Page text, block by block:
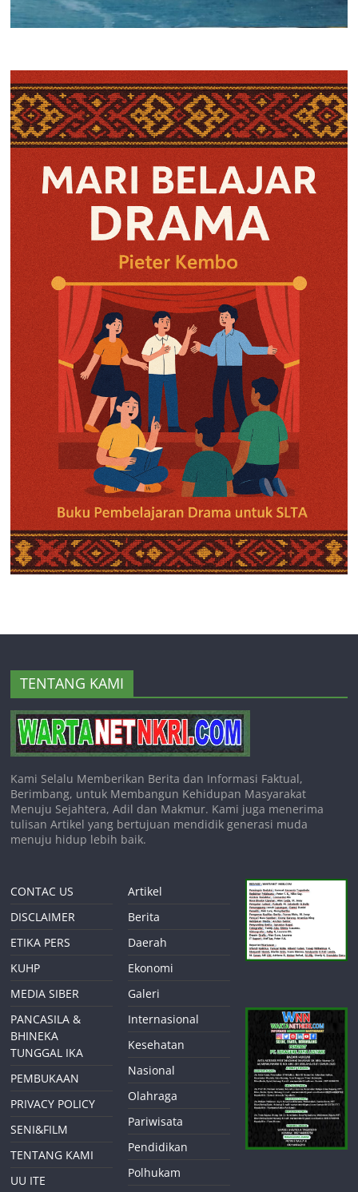
TENTANG KAMI
Kami Selalu Memberikan Berita dan Informasi Faktual,
Berimbang, untuk Membangun Kehidupan Masyarakat
Menuju Sejahtera, Adil dan Makmur. Kami juga menerima
tulisan Artikel yang bertujuan mendidik generasi muda
menuju hidup lebih baik.
CONTAC US
DISCLAIMER
ETIKA PERS
KUHP
MEDIA SIBER
PANCASILA &
BHINEKA
TUNGGAL IKA
PEMBUKAAN
PRIVACY POLICY
SENI&FILM
TENTANG KAMI
UU ITE
Artikel
Berita
Daerah
Ekonomi
Galeri
Internasional
Kesehatan
Nasional
Olahraga
Pariwisata
Pendidikan
Polhukam